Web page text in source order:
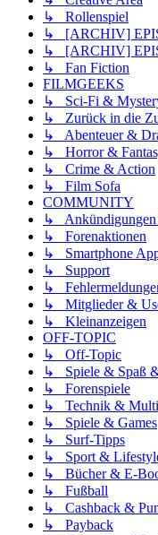
↳ Rollenspiel
↳ [ARCHIV]
↳ [ARCHIV]
↳ Fan Fiction
FILMGEEKS
↳ Sci-Fi &
↳ Zurück in die
↳ Abenteuer &
↳ Horror &
↳ Crime & Action
↳ Film Sofa
COMMUNITY
↳ Ankündigungen
↳ Forenaktionen
↳ Smartphone
↳ Support
↳
↳ Mitglieder &
↳ Kleinanzeigen
OFF-TOPIC
↳ Off-Topic
↳ Spiele & Spaß
↳ Forenspiele
↳ Technik &
↳ Spiele & Games
↳ Surf-Tipps
↳ Sport &
↳ Bücher & E-
↳ Fußball
↳ Cashback &
↳ Payback